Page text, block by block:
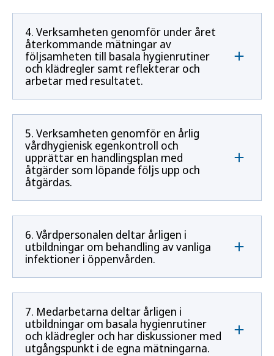
4. Verksamheten genomför under året
återkommande mätningar av
följsamheten till basala hygienrutiner
och klädregler samt reflekterar och
arbetar med resultatet.
5. Verksamheten genomför en årlig
vårdhygienisk egenkontroll och
upprättar en handlingsplan med
åtgärder som löpande följs upp och
åtgärdas.
6. Vårdpersonalen deltar årligen i
utbildningar om behandling av vanliga
infektioner i öppenvården.
7. Medarbetarna deltar årligen i
utbildningar om basala hygienrutiner
och klädregler och har diskussioner med
utgångspunkt i de egna mätningarna.